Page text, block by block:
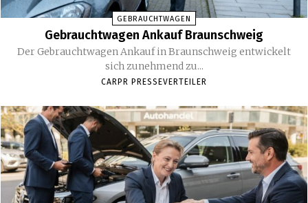
GEBRAUCHTWAGEN
Gebrauchtwagen Ankauf Braunschweig
Der Gebrauchtwagen Ankauf in Braunschweig entwickelt
sich zunehmend zu...
CARPR PRESSEVERTEILER